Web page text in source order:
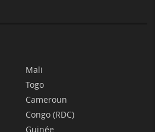
Mali
Togo
Cameroun
Congo (RDC)
Guinée